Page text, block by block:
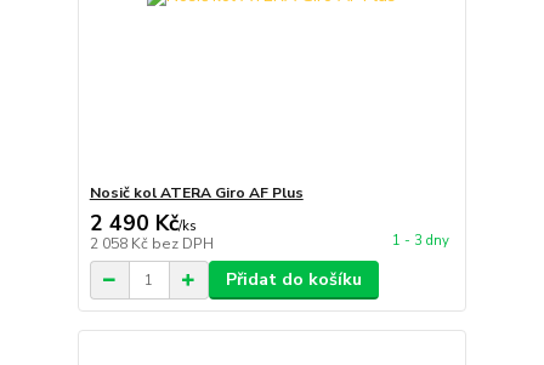
Nosič kol ATERA Giro AF Plus
2 490 Kč/ks
2 058 Kč bez DPH 1 - 3 dny
Přidat do košíku